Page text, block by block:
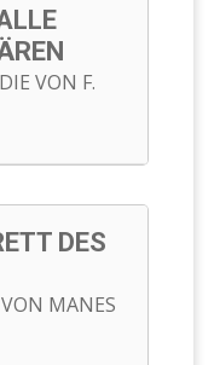
VON F.
DES
MANES